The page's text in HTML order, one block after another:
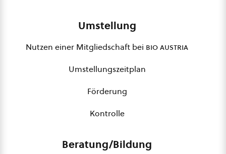
Umstellung
Nutzen einer Mitgliedschaft bei bio austria
Umstellungszeitplan
Förderung
Kontrolle
Beratung/Bildung